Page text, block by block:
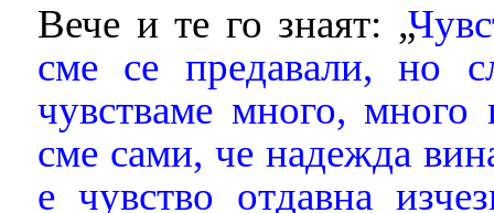
Вече и те го знаят: „
сме се предавали, но
чувстваме много,
сме сами, че надежда
е чувство отдавна